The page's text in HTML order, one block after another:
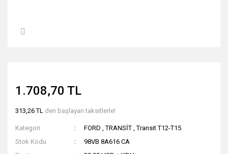
1.708,70 TL
313,26 TL den başlayan taksitlerle!
Kategori FORD ,TRANSİT ,Transit T12-T15
Stok Kodu
98VB 8A616 CA